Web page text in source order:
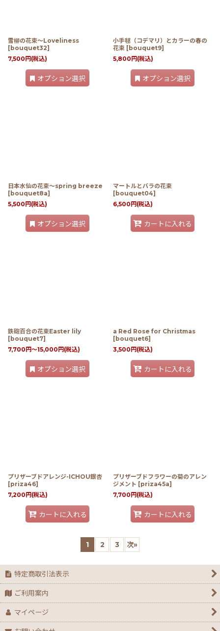
雪柳の花束〜Loveliness
[ bouquet32]
7,500 円 (税込)
オプション選択
小手毬（コデマリ）とカラーの春の
花束 [ bouquet9]
5,800 円 (税込)
オプション選択
日本水仙の花束〜spring breeze
[ bouquet8a]
5,500 円 (税込)
オプション選択
マートルとバラの花束
[ bouquet04]
6,500 円 (税込)
カートに入れる
鉄砲百合の花束Easter lily
[ bouquet7]
7,700 円～15,000 円 (税込)
オプション選択
a Red Rose for Christmas
[ bouquet6]
3,500 円 (税込)
カートに入れる
プリザーブドアレンジ-ICHOU銀杏
[priza46]
7,200 円 (税込)
カートに入れる
プリザーブドフラワーの菊のアレン
ジメント [priza45a]
7,700 円 (税込)
カートに入れる
1 2 3 次»
特定商取引法表示
ご利用案内
マイページ